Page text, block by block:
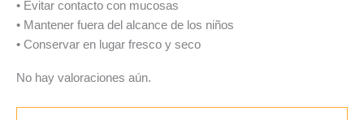
• Evitar contacto con mucosas
• Mantener fuera del alcance de los niños
• Conservar en lugar fresco y seco
No hay valoraciones aún.